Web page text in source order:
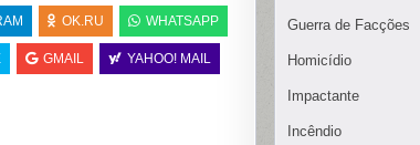
OK.RU WHATSAPP
GMAIL YAHOO! MAIL
Guerra de Facções
Homicídio
Impactante
Incêndio